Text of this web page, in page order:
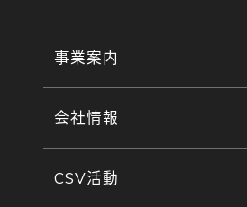
事業案内
会社情報
CSV活動